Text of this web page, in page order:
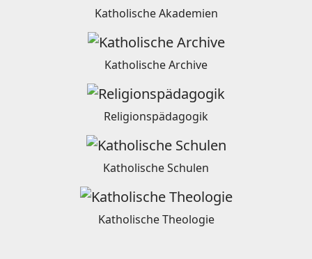
Katholische Akademien
Katholische Archive
Religionspädagogik
Katholische Schulen
Katholische Theologie